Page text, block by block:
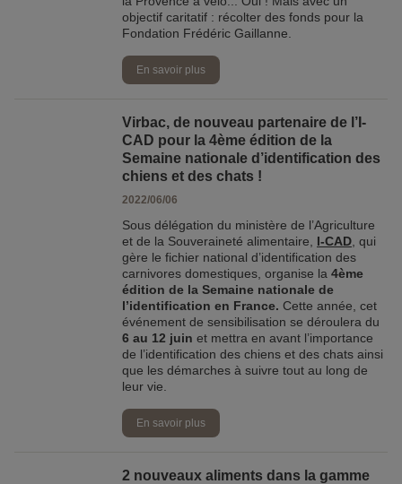
objectif caritatif : récolter des fonds pour la
Fondation Frédéric Gaillanne.
En savoir plus
Virbac, de nouveau partenaire de l’I-
CAD pour la 4ème édition de la
Semaine nationale d’identification des
chiens et des chats !
2022/06/06
Sous délégation du ministère de l’Agriculture
et de la Souveraineté alimentaire,
I-CAD , qui
gère le fichier national d’identification des
carnivores domestiques, organise la 4ème
édition de la Semaine nationale de
l’identification en France. Cette année, cet
événement de sensibilisation se déroulera du
6 au 12 juin et mettra en avant l’importance
de l’identification des chiens et des chats ainsi
que les démarches à suivre tout au long de
leur vie.
En savoir plus
2 nouveaux aliments dans la gamme